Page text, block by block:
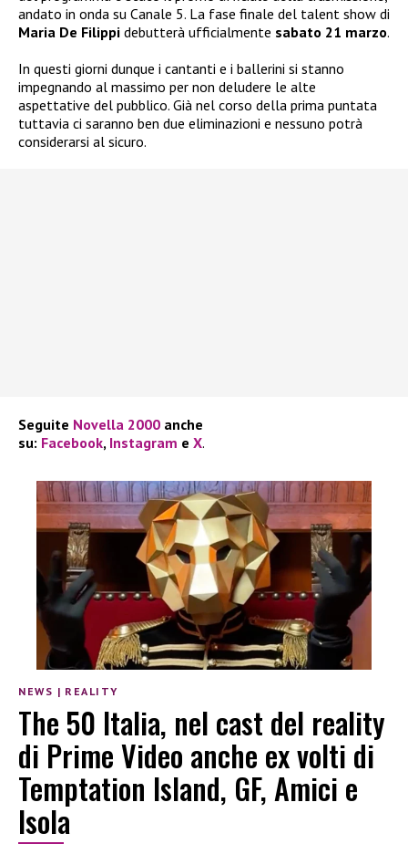
andato in onda su Canale 5. La fase finale del talent show di
Maria De Filippi debutterà ufficialmente sabato 21 marzo.
In questi giorni dunque i cantanti e i ballerini si stanno
impegnando al massimo per non deludere le alte
aspettative del pubblico. Già nel corso della prima puntata
tuttavia ci saranno ben due eliminazioni e nessuno potrà
considerarsi al sicuro.
Seguite Novella 2000 anche
su: Facebook, Instagram e X.
NEWS | REALITY
The 50 Italia, nel cast del reality
di Prime Video anche ex volti di
Temptation Island, GF, Amici e
Isola